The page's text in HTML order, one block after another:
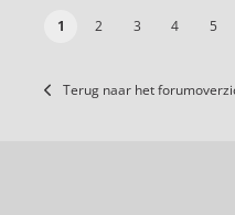
1 2 3 4 5
Terug naar het